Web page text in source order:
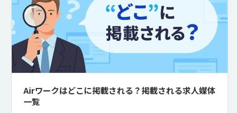
Airワークはどこに掲載される？掲載される求人媒体
一覧